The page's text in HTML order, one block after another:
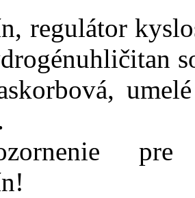
regulátor
pre